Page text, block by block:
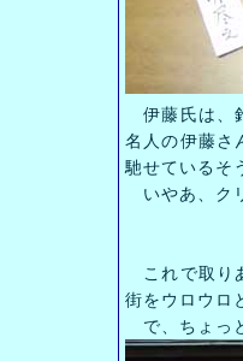
伊藤氏は、
名人の伊藤さ
馳せているそ
いやあ、ク
これで取り
街をウロウロ
で、ちょっ